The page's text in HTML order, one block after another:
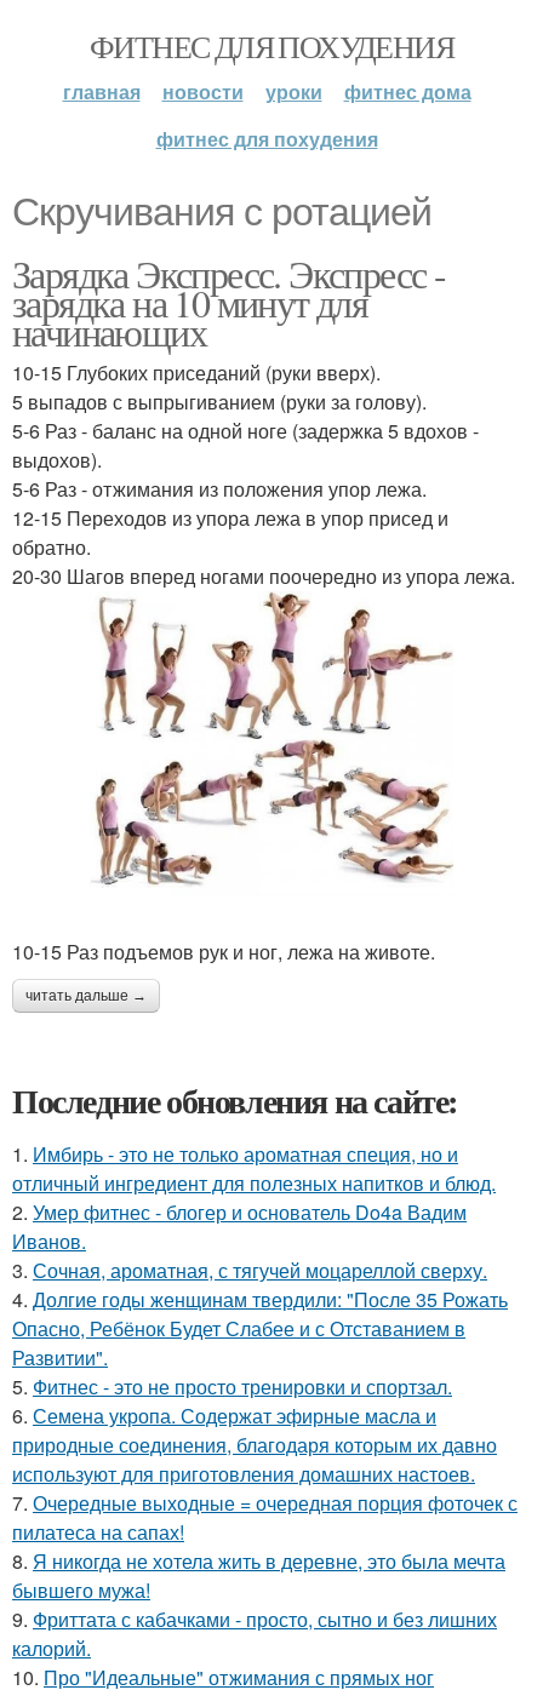
ФИТНЕС ДЛЯ ПОХУДЕНИЯ
главная новости уроки
фитнес дома
фитнес для похудения
Скручивания с ротацией
Зарядка Экспресс. Экспресс -
зарядка на 10 минут для
начинающих
10-15 Глубоких приседаний (руки вверх).
5 выпадов с выпрыгиванием (руки за голову).
5-6 Раз - баланс на одной ноге (задержка 5 вдохов -
выдохов).
5-6 Раз - отжимания из положения упор лежа.
12-15 Переходов из упора лежа в упор присед и
обратно.
20-30 Шагов вперед ногами поочередно из упора лежа.
10-15 Раз подъемов рук и ног, лежа на животе.
читать дальше →
Последние обновления на сайте:
1. Имбирь - это не только ароматная специя, но и
отличный ингредиент для полезных напитков и блюд.
2. Умер фитнес - блогер и основатель Do4a Вадим
Иванов.
3. Сочная, ароматная, с тягучей моцареллой сверху.
4. Долгие годы женщинам твердили: "После 35 Рожать
Опасно, Ребёнок Будет Слабее и с Отставанием в
Развитии".
5. Фитнес - это не просто тренировки и спортзал.
6. Семена укропа. Содержат эфирные масла и
природные соединения, благодаря которым их давно
используют для приготовления домашних настоев.
7. Очередные выходные = очередная порция фоточек с
пилатеса на сапах!
8. Я никогда не хотела жить в деревне, это была мечта
бывшего мужа!
9. Фриттата с кабачками - просто, сытно и без лишних
калорий.
10. Про "Идеальные" отжимания с прямых ног